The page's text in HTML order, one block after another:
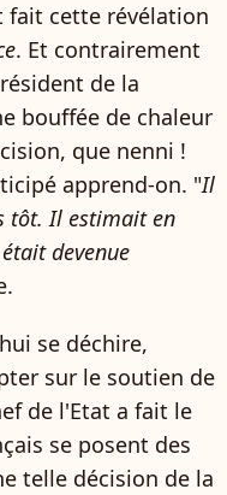
fait cette révélation
. Et contrairement
de la
bouffée de chaleur
que nenni !
apprend-on. "Il
tôt. Il estimait en
devenue
se déchire,
sur le soutien de
de l'Etat a fait le
se posent des
telle décision de la